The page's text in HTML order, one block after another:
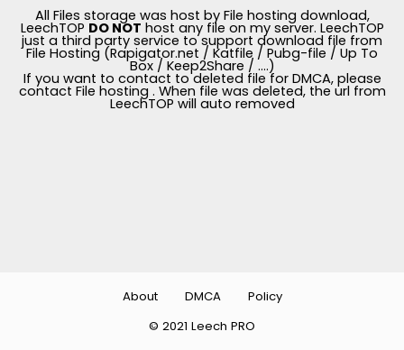
All Files storage was host by File hosting download,
LeechTOP DO NOT host any file on my server. LeechTOP
just a third party service to support download file from
File Hosting (Rapigator.net / Katfile / Pubg-file / Up To
Box / Keep2Share / ....)
If you want to contact to deleted file for DMCA, please
contact File hosting . When file was deleted, the url from
LeechTOP will auto removed
© 2021 Leech PRO
About DMCA Policy